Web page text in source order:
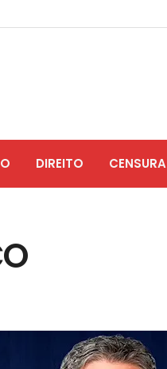
DIREITO CENSURA